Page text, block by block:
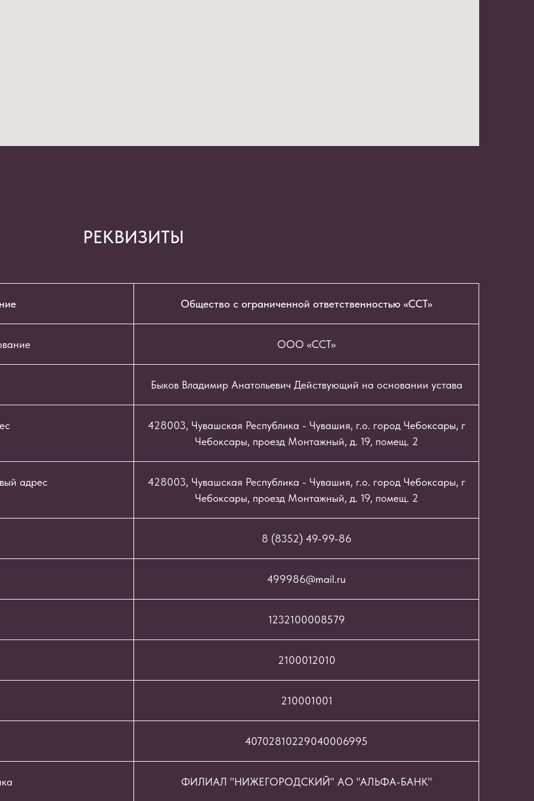
РЕКВИЗИТЫ
Общество с ограниченной ответственностью «ССТ»
ООО «ССТ»
Быков Владимир Анатольевич Действующий на основании устава
428003, Чувашская Республика - Чувашия, г.о. город Чебоксары, г
Чебоксары, проезд Монтажный, д. 19, помещ. 2
адрес
428003, Чувашская Республика - Чувашия, г.о. город Чебоксары, г
Чебоксары, проезд Монтажный, д. 19, помещ. 2
8 (8352) 49-99-86
499986@mail.ru
1232100008579
2100012010
210001001
40702810229040006995
ФИЛИАЛ "НИЖЕГОРОДСКИЙ" АО "АЛЬФА-БАНК"